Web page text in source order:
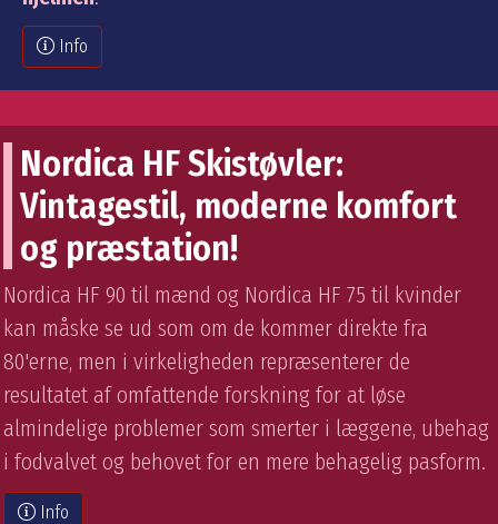
Info
Nordica HF Skistøvler:
Vintagestil, moderne komfort
og præstation!
Nordica HF 90 til mænd og Nordica HF 75 til kvinder
kan måske se ud som om de kommer direkte fra
80'erne, men i virkeligheden repræsenterer de
resultatet af omfattende forskning for at løse
almindelige problemer som smerter i læggene, ubehag
i fodvalvet og behovet for en mere behagelig pasform.
Info